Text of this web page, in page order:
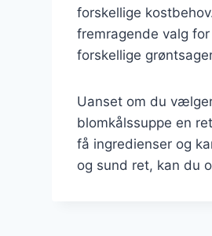
forskellige
fremragende valg
forskellige
Uanset om du
blomkålssuppe en
få ingredienser og
og sund ret, kan du